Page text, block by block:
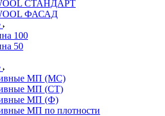
СТАНДАРТ
ФАСАД
100
50
МП (МС)
МП (СТ)
МП (Ф)
МП по плотности